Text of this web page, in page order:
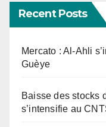
Recent Posts
Mercato : Al-Ahli
Guèye
Baisse des stocks
s’intensifie au